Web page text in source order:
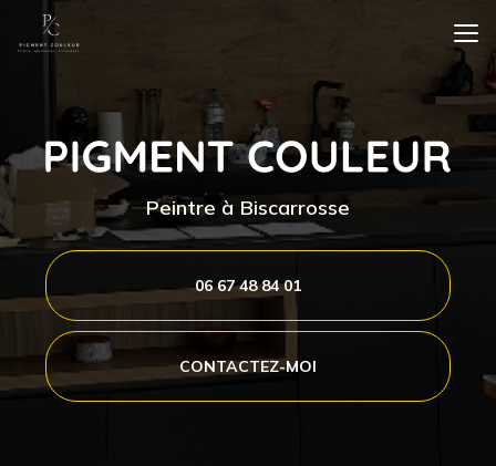
contenu
Peintre à Biscarrosse
06 67 48 84 01
CONTACTEZ-MOI